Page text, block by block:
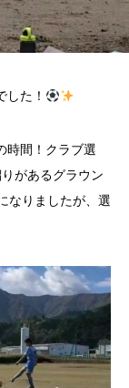
た！
時間！クラブ選
があるグラウン
なりましたが、選